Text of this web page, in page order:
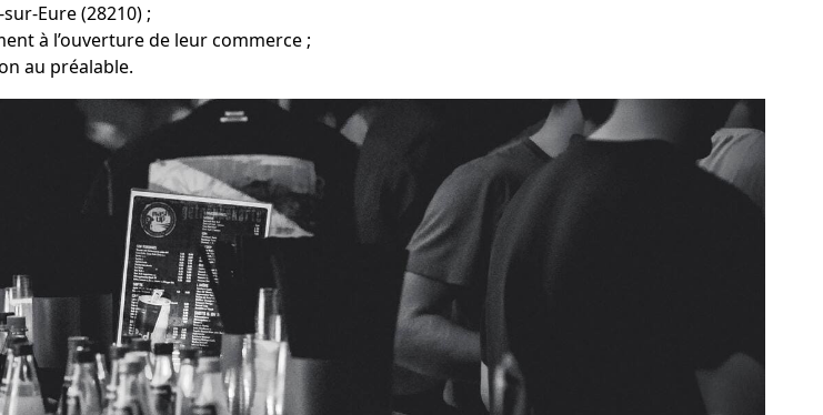
Eure (28210) ;
à l’ouverture de leur commerce ;
au préalable.